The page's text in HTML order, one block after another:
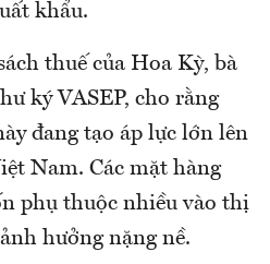
khẩu.
thuế của Hoa Kỳ, bà
ký VASEP, cho rằng
đang tạo áp lực lớn lên
Nam. Các mặt hàng
phụ thuộc nhiều vào thị
hưởng nặng nề.